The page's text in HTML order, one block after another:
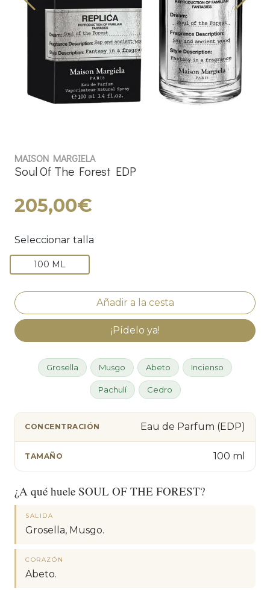
MAISON MARGIELA
Soul Of The Forest EDP
205,00€
Seleccionar talla
100 ML
¡Pídelo ya!
Grosella Musgo Abeto Incienso
Pachulí Cedro
CONCENTRACIÓN Eau de Parfum (EDP)
TAMAÑO 100 ml
¿A qué huele SOUL OF THE FOREST?
SALIDA
Grosella, Musgo.
CORAZÓN
Abeto.